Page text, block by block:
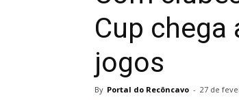
Cup
jogos
By Portal do Recôncavo - 27 de